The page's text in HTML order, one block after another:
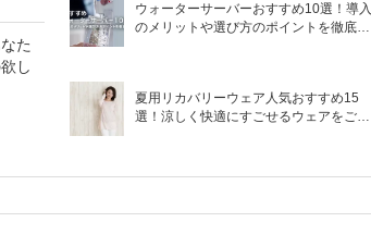
た
し
ウォーターサーバーおすすめ10選！導入
のメリットや選び方のポイントを徹底解
夏用リカバリーウェア人気おすすめ15
選！涼しく快適にすごせるウェアをご紹